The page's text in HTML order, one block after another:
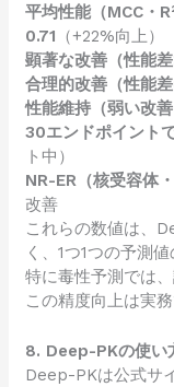
平均性能（MCC・R²
0.71 （+22%向上）
顕著な改善（性能差
合理的改善（性能差
性能維持（弱い改善
30エンドポイント
ト中）
NR-ER（核受容体
改善
これらの数値は、
く、1つ1つの予測
特に毒性予測では
この精度向上は実
8. Deep-PKの使い
Deep-PKは公式サ